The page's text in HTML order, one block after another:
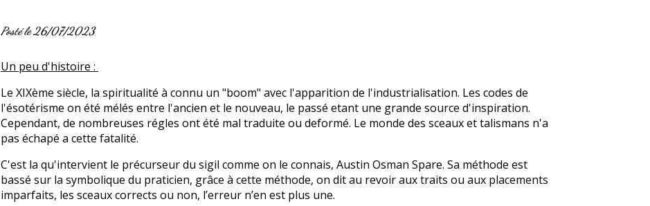
Posté le 26/07/2023
Un peu d'histoire :
Le XIXème siècle, la spiritualité à connu un "boom" avec l'apparition de l'industrialisation. Les codes de
l'ésotérisme on été mélés entre l'ancien et le nouveau, le passé etant une grande source d'inspiration.
Cependant, de nombreuses régles ont été mal traduite ou deformé. Le monde des sceaux et talismans n'a
pas échapé a cette fatalité.
C'est la qu'intervient le précurseur du sigil comme on le connais, Austin Osman Spare. Sa méthode est
bassé sur la symbolique du praticien, grâce à cette méthode, on dit au revoir aux traits ou aux placements
imparfaits, les sceaux corrects ou non, l’erreur n’en est plus une.